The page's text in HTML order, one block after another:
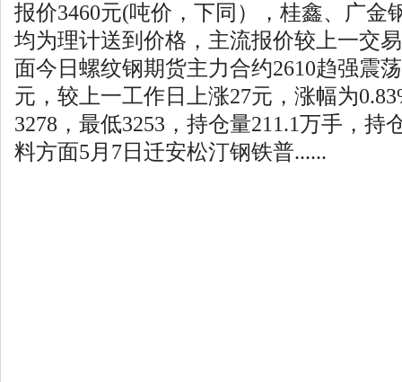
报价3460元(吨价，下同），桂鑫、广金
均为理计送到价格，主流报价较上一交
面今日螺纹钢期货主力合约2610趋强震
元，较上一工作日上涨27元，涨幅为
3278，最低3253，持仓量211.1万手，持
料方面5月7日迁安松汀钢铁普......